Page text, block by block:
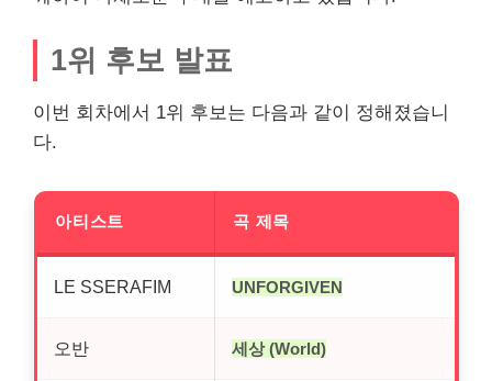
1위 후보 발표
이번 회차에서 1위 후보는 다음과 같이 정해졌습니
다.
아티스트 곡 제목
LE SSERAFIM UNFORGIVEN
오반 세상 (World)